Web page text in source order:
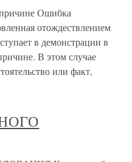
Ошибка
отождествлением
в демонстрации в
В этом случае
или факт,